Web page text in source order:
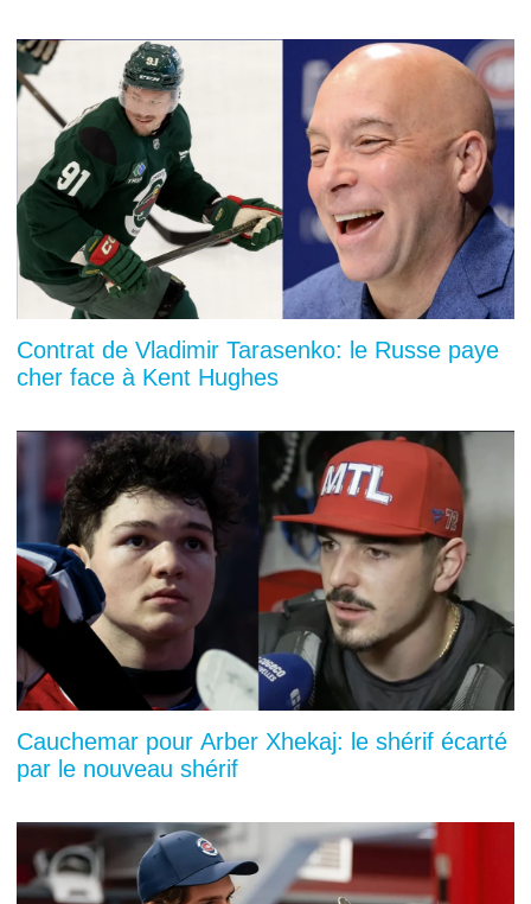
Contrat de Vladimir Tarasenko: le Russe paye
cher face à Kent Hughes
Cauchemar pour Arber Xhekaj: le shérif écarté
par le nouveau shérif